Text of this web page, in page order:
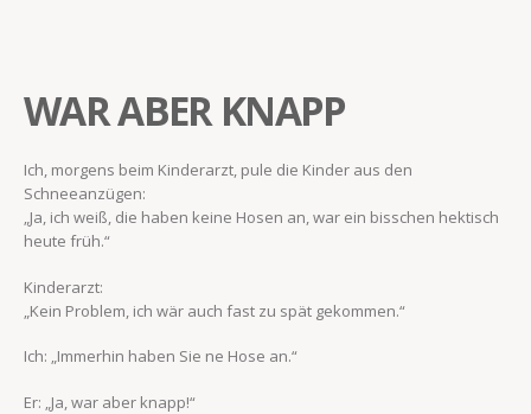
WAR ABER KNAPP
Ich, morgens beim Kinderarzt, pule die Kinder aus den
Schneeanzügen:
„Ja, ich weiß, die haben keine Hosen an, war ein bisschen hektisch
heute früh.“
Kinderarzt:
„Kein Problem, ich wär auch fast zu spät gekommen.“
Ich: „Immerhin haben Sie ne Hose an.“
Er: „Ja, war aber knapp!“